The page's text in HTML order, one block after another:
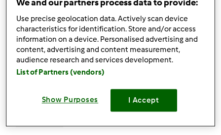
light
daOspite
0 0 facile 4 55min
risotto fresco estivo
We and our partners process data to provide:
Use precise geolocation data. Actively scan device
characteristics for identification. Store and/or access
information on a device. Personalised advertising and
content, advertising and content measurement,
audience research and services development.
List of Partners (vendors)
Show Purposes I Accept